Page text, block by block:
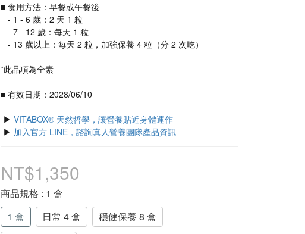
■ 食用方法：早餐或午餐後
   - 1 - 6 歲：2 天 1 粒
   - 7 - 12 歲：每天 1 粒
   - 13 歲以上：每天 2 粒，加強保養 4 粒（分 2 次吃）
*此品項為全素
■ 有效日期：2028/06/10
▶ VITABOX® 天然哲學，讓營養貼近身體運作
▶ 加入官方 LINE，諮詢真人營養團隊產品資訊
NT$1,350
商品規格 : 1 盒
1 盒
日常 4 盒
穩健保養 8 盒